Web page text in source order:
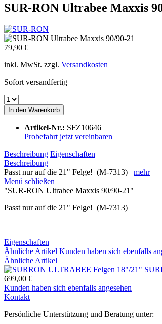
SUR-RON Ultrabee Maxxis
79,90 €
inkl. MwSt. zzgl. Versandkosten
Sofort versandfertig
In den Warenkorb
Artikel-Nr.: SFZ10646
Probefahrt jetzt vereinbaren
Beschreibung Eigenschaften
Beschreibung
Passt nur auf die 21" Felge! (M-7313) mehr
Menü schließen
"SUR-RON Ultrabee Maxxis 90/90-21"
Passt nur auf die 21" Felge! (M-7313)
Eigenschaften
Ähnliche Artikel Kunden haben sich ebenfalls
Ähnliche Artikel
699,00 €
Kunden haben sich ebenfalls angesehen
Kontakt
Persönliche Unterstützung und Beratung unter: